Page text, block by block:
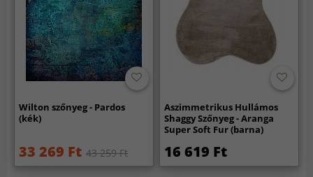
Wilton szőnyeg - Pardos
(kék)
33 269 Ft 43 259 Ft
Aszimmetrikus Hullámos
Shaggy Szőnyeg - Aranga
Super Soft Fur (barna)
16 619 Ft